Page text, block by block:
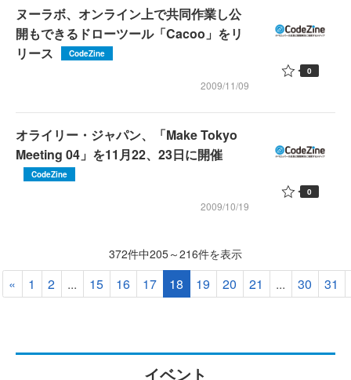
ヌーラボ、オンライン上で共同作業し公
開もできるドローツール「Cacoo」をリ
リース
CodeZine
2009/11/09
0
オライリー・ジャパン、「Make Tokyo
Meeting 04」を11月22、23日に開催
CodeZine
2009/10/19
0
372件中205～216件を表示
« 1 2 ... 15 16 17 18 19 20 21 ... 30 31
イベント